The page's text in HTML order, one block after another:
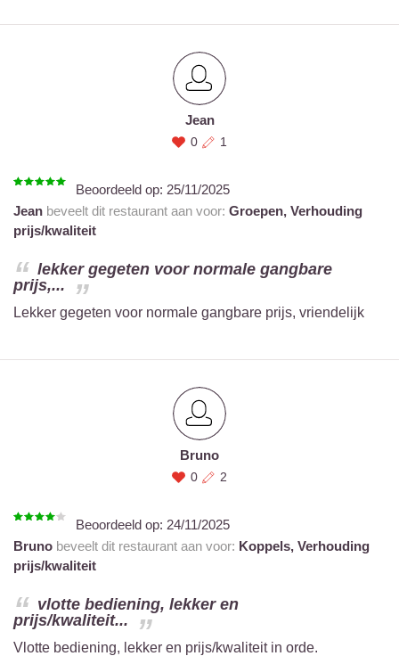
Jean
0 1
Beoordeeld op: 25/11/2025
Jean beveelt dit restaurant aan voor: Groepen, Verhouding
prijs/kwaliteit
lekker gegeten voor normale gangbare
prijs,...
Lekker gegeten voor normale gangbare prijs, vriendelijk
Bruno
0 2
Beoordeeld op: 24/11/2025
Bruno beveelt dit restaurant aan voor: Koppels, Verhouding
prijs/kwaliteit
vlotte bediening, lekker en
prijs/kwaliteit...
Vlotte bediening, lekker en prijs/kwaliteit in orde.